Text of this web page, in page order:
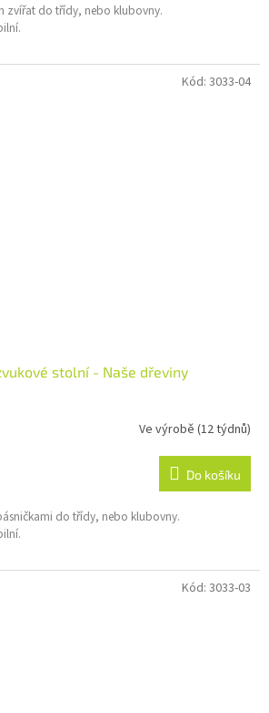
zvířat do třídy, nebo klubovny.
stolní - Naše dřeviny
Ve výrobě (12 týdnů)
Do košíku
do třídy, nebo klubovny.
Kód: 3033-04
Kód: 3033-03